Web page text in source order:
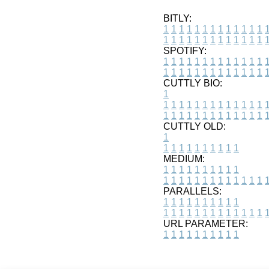
BITLY:
1 1 1 1 1 1 1 1 1 1 1 1 1 1
1 1 1 1 1 1 1 1 1 1 1 1 1 1
SPOTIFY:
1 1 1 1 1 1 1 1 1 1 1 1 1 1
1 1 1 1 1 1 1 1 1 1 1 1 1 1
CUTTLY BIO:
1
1 1 1 1 1 1 1 1 1 1 1 1 1 1
1 1 1 1 1 1 1 1 1 1 1 1 1 1
CUTTLY OLD:
1
1 1 1 1 1 1 1 1 1 1
MEDIUM:
1 1 1 1 1 1 1 1 1 1
1 1 1 1 1 1 1 1 1 1 1 1 1 1
PARALLELS:
1 1 1 1 1 1 1 1 1 1
1 1 1 1 1 1 1 1 1 1 1 1 1 1
URL PARAMETER:
1 1 1 1 1 1 1 1 1 1